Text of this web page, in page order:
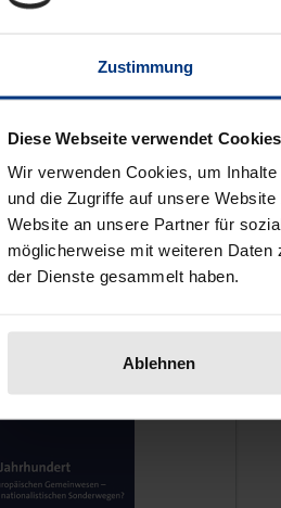
Zustimmung
Diese Webseite verwendet Cookies
Wir verwenden Cookies, um
und die Zugriffe auf unsere
Website an unsere Partner für
möglicherweise mit weiteren
der Dienste gesammelt haben.
Ablehnen
campaigning for
making their voices
clergy. Reinhold Vetter
role of women in specific
you might